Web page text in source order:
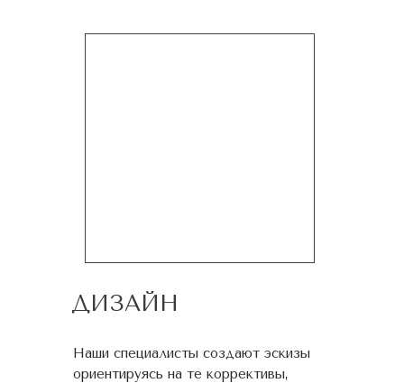
ДИЗАЙН
Наши специалисты создают эскизы
ориентируясь на те коррективы,